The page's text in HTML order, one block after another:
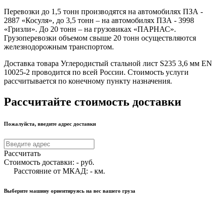
Перевозки до 1,5 тонн производятся на автомобилях ПЗА -
2887 «Косуля», до 3,5 тонн – на автомобилях ПЗА - 3998
«Гризли». До 20 тонн – на грузовиках «ПАРНАС».
Грузоперевозки объемом свыше 20 тонн осуществляются
железнодорожным транспортом.
Доставка товара Углеродистый стальной лист S235 3,6 мм EN
10025-2 проводится по всей России. Стоимость услуги
рассчитывается по конечному пункту назначения.
Рассчитайте стоимость доставки
Пожалуйста, введите адрес доставки
Рассчитать
Стоимость доставки: - руб.
Расстояние от МКАД: - км.
Выберите машину ориентируясь на вес вашего груза